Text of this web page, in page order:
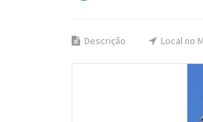
Descrição Local no